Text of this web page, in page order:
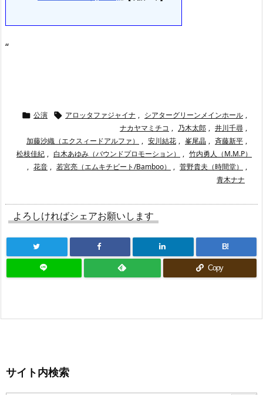
“
 公演  アロッタファジャイナ , シアターグリーンメインホール ,
ナカヤマミチコ , 乃木太郎 , 井川千尋 ,
加藤沙織（エクスィードアルファ）
, 安川結花 , 峯尾晶 , 斉藤新平 ,
松枝佳紀 , 白木あゆみ（バウンドプロモーション） , 竹内勇人（M.M.P）
, 花音 , 若宮亮（エムキチビート/Bamboo） , 菅野貴夫（時間堂）
,
青木ナナ
よろしければシェアお願いします
B!
Copy
サイト内検索